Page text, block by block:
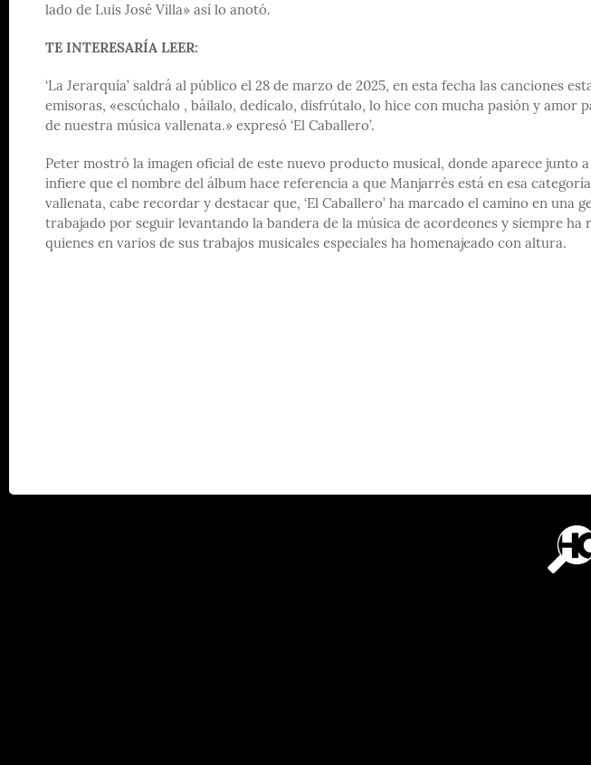
lado de Luis José Villa» así lo anotó.
TE INTERESARÍA LEER:
‘La Jerarquía’ saldrá al público el 28 de marzo de 2025, en esta fecha las canciones
emisoras, «escúchalo , báilalo, dedícalo, disfrútalo, lo hice con mucha pasión y amor
de nuestra música vallenata.» expresó ‘El Caballero’.
Peter mostró la imagen oficial de este nuevo producto musical, donde aparece junto
infiere que el nombre del álbum hace referencia a que Manjarrés está en esa
vallenata, cabe recordar y destacar que, ‘El Caballero’ ha marcado el camino en una
trabajado por seguir levantando la bandera de la música de acordeones y siempre ha
quienes en varios de sus trabajos musicales especiales ha homenajeado con altura.